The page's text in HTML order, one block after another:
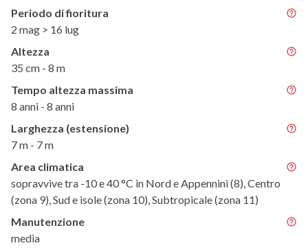
Periodo di fioritura
2 mag > 16 lug
Altezza
35 cm - 8 m
Tempo altezza massima
8 anni - 8 anni
Larghezza (estensione)
7 m - 7 m
Area climatica
sopravvive tra -10 e 40 °C in Nord e Appennini (8), Centro
(zona 9), Sud e isole (zona 10), Subtropicale (zona 11)
Manutenzione
media